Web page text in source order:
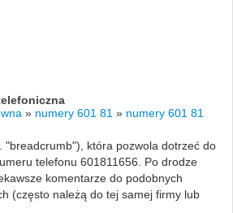
» numery 601 81 » numery 601 81
"breadcrumb"), która pozwola dotrzeć do
telefonu 601811656. Po drodze
komentarze do podobnych
(często należą do tej samej firmy lub